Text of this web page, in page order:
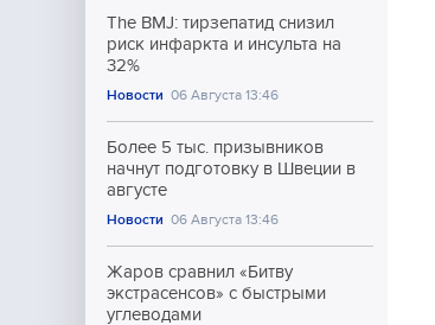
The BMJ: тирзепатид снизил
риск инфаркта и инсульта на
32%
Новости 06 Августа 13:46
Более 5 тыс. призывников
начнут подготовку в Швеции в
августе
Новости 06 Августа 13:46
Жаров сравнил «Битву
экстрасенсов» с быстрыми
углеводами